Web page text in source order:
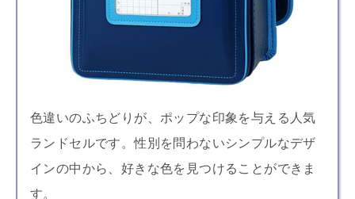
色違いのふちどりが、ポップな印象を与える人気
ランドセルです。性別を問わないシンプルなデザ
インの中から、好きな色を見つけることができま
す。